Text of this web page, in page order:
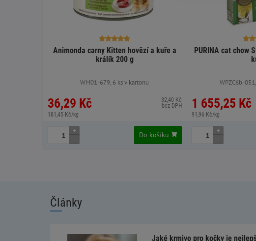
Animonda carny Kitten hovězí a kuře a
králík 200 g
WM01-679, 6 ks v kartonu
36,29 Kč
181,45 Kč/kg
32,40 Kč
bez DPH
+
-
Do košíku
PURINA cat chow
WPZC6b-
1 655,25 Kč
91,96 Kč/kg
+
-
Články
Jaké krmivo pro kočky je